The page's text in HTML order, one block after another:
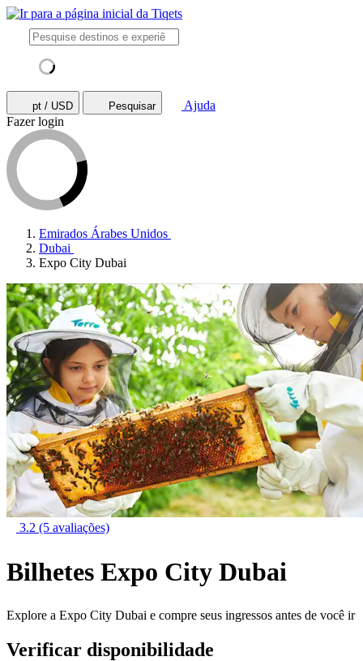
pt / USD Pesquisar
Ajuda
Fazer login
Emirados Árabes Unidos
Dubai
Expo City Dubai
3.2 (5 avaliações)
Bilhetes Expo City Dubai
Explore a Expo City Dubai e compre seus ingressos antes de você ir
Verificar disponibilidade